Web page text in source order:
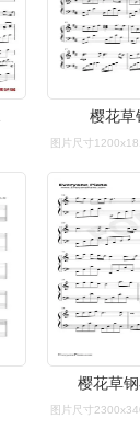
樱花草
图片尺寸
樱花草
图片尺寸